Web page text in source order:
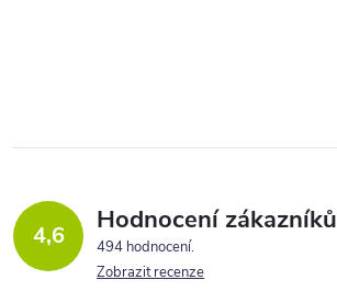
á
a
c 4,6 Hodnocení zákazníků
494 hodnocení
Zobrazit recenze